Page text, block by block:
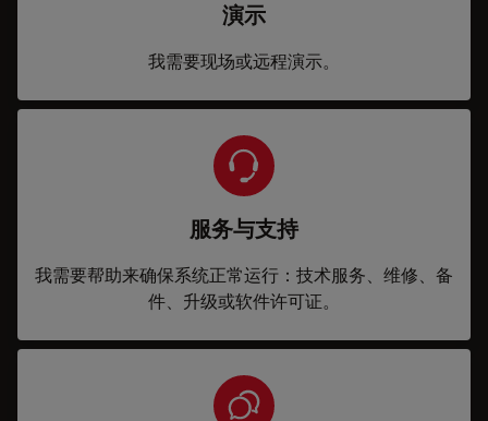
演示
我需要现场或远程演示。
服务与支持
我需要帮助来确保系统正常运行：技术服务、维修、备
件、升级或软件许可证。